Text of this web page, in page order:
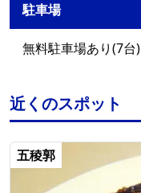
駐車場
無料駐車場あり(7台)
近くのスポット
五稜郭